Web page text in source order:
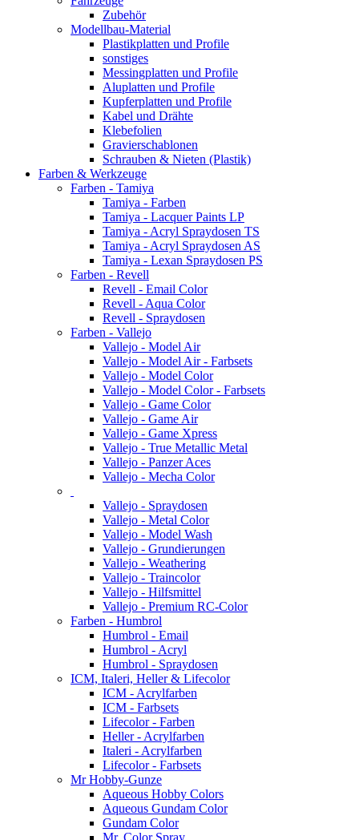
Zubehör
Modellbau-Material
Plastikplatten und Profile
sonstiges
Messingplatten und Profile
Aluplatten und Profile
Kupferplatten und Profile
Kabel und Drähte
Klebefolien
Gravierschablonen
Schrauben & Nieten (Plastik)
Farben & Werkzeuge
Farben - Tamiya
Tamiya - Farben
Tamiya - Lacquer Paints LP
Tamiya - Acryl Spraydosen TS
Tamiya - Acryl Spraydosen AS
Tamiya - Lexan Spraydosen PS
Farben - Revell
Revell - Email Color
Revell - Aqua Color
Revell - Spraydosen
Farben - Vallejo
Vallejo - Model Air
Vallejo - Model Air - Farbsets
Vallejo - Model Color
Vallejo - Model Color - Farbsets
Vallejo - Game Color
Vallejo - Game Air
Vallejo - Game Xpress
Vallejo - True Metallic Metal
Vallejo - Panzer Aces
Vallejo - Mecha Color
Vallejo - Spraydosen
Vallejo - Metal Color
Vallejo - Model Wash
Vallejo - Grundierungen
Vallejo - Weathering
Vallejo - Traincolor
Vallejo - Hilfsmittel
Vallejo - Premium RC-Color
Farben - Humbrol
Humbrol - Email
Humbrol - Acryl
Humbrol - Spraydosen
ICM, Italeri, Heller & Lifecolor
ICM - Acrylfarben
ICM - Farbsets
Lifecolor - Farben
Heller - Acrylfarben
Italeri - Acrylfarben
Lifecolor - Farbsets
Mr Hobby-Gunze
Aqueous Hobby Colors
Aqueous Gundam Color
Gundam Color
Mr. Color Spray